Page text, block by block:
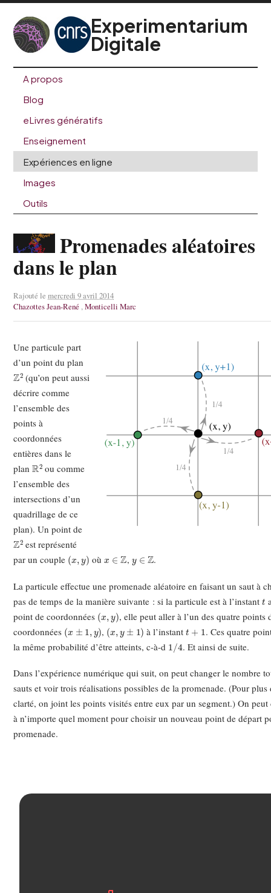
Experimentarium
Digitale
A propos
Blog
eLivres génératifs
Enseignement
Expériences en ligne
Images
Outils
Promenades aléatoires
dans le plan
Rajouté lemercredi 9 avril 2014
Chazottes Jean-René ,Monticelli Marc
Une particule part
d’un point du plan
Z2 (qu’on peut aussi
décrire comme
l’ensemble des
points à
coordonnées
entières dans le
planR2 ou comme
l’ensemble des
intersections d’un
quadrillage de ce
plan). Un point de
Z2 est représenté
par un couple ( où Z , Z .
La particule effectue une promenade aléatoire en faisant un saut à
pas de temps de la manière suivante : si la particule est à l’instant
point de coordonnées (
, elle peut aller à l’un des quatre points
coordonnées ( 1 , (x ,y 1 à l’instant
. Ces quatre
la même probabilité d’être atteints, c-à-d
4 . Et ainsi de suite.
Dans l’expérience numérique qui suit, on peut changer le nombre
sauts et voir trois réalisations possibles de la promenade. (Pour plus
clarté, on joint les points visités entre eux par un segment.) On
à n’importe quel moment pour choisir un nouveau point de départ
promenade.